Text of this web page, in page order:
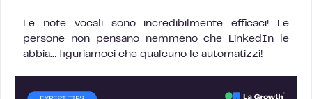
Le note vocali sono incredibilmente efficaci! Le
persone non pensano nemmeno che LinkedIn le
abbia… figuriamoci che qualcuno le automatizzi!